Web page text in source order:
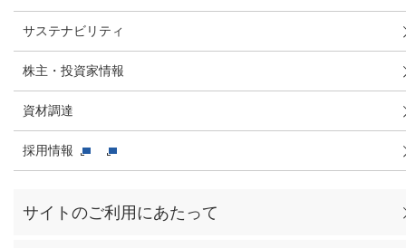
サステナビリティ
株主・投資家情報
資材調達
採用情報
サイトのご利用にあたって